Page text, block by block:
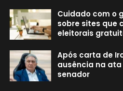
Cuidado com o
sobre sites que
eleitorais
Após carta de
ausência na
senador